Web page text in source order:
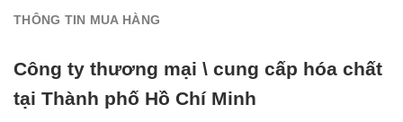
THÔNG TIN MUA HÀNG
Công ty thương mại \ cung cấp hóa chất
tại Thành phố Hồ Chí Minh